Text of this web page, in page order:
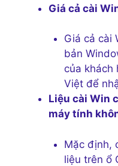
Giá cả cài
Giá cả cài
bản
của khách
Việt để
Liệu cài Win
máy tính
Mặc định,
liệu trên ổ